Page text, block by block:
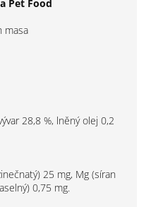
Pet Food
masa
28,8 %, lněný olej 0,2
25 mg, Mg (síran
0,75 mg.